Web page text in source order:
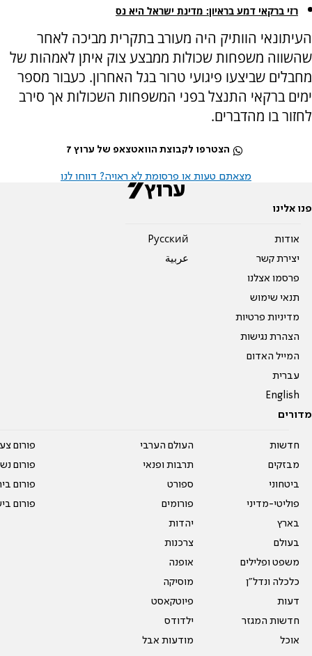
רזי ברקאי דמע בראיון: מדינת ישראל היא נס
העיתונאי הוותיק היה מעורב בתקרית מביכה לאחר
שהשווה משפחות שכולות ממבצע צוק איתן לאמהות של
מחבלים שביצעו פיגועי טרור בגל האחרון. כעבור מספר
ימים ברקאי התנצל בפני המשפחות השכולות אך סירב
לחזור בו מהדברים.
הצטרפו לקבוצת הוואטצאפ של ערוץ 7
מצאתם טעות או פרסומת לא ראויה? דווחו לנו
פנו אלינו
אודות
יצירת קשר
פרסמו אצלנו
תנאי שימוש
מדיניות פרטיות
הצהרת נגישות
המייל האדום
עברית
English
Pусский
عربية
מדורים
חדשות
מבזקים
ביטחוני
פוליטי-מדיני
בארץ
בעולם
משפט ופלילים
כלכלה ונדל"ן
דעות
חדשות המגזר
אוכל
העולם הערבי
תרבות ופנאי
ספורט
פורומים
יהדות
צרכנות
אופנה
מוסיקה
פיוטקאסט
ילדודס
מודעות אבל
פורום
פורום
פורום
פורום